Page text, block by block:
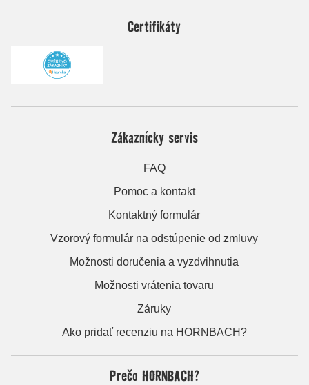
Certifikáty
Zákaznícky servis
FAQ
Pomoc a kontakt
Kontaktný formulár
Vzorový formulár na odstúpenie od zmluvy
Možnosti doručenia a vyzdvihnutia
Možnosti vrátenia tovaru
Záruky
Ako pridať recenziu na HORNBACH?
Prečo HORNBACH?